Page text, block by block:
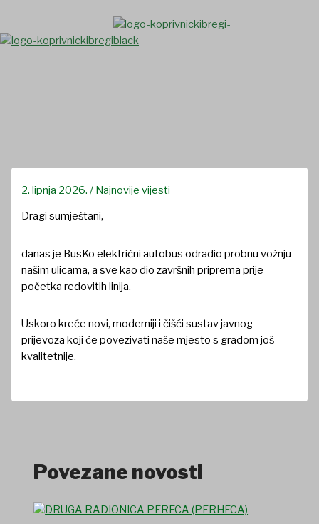
content
2. lipnja 2026./ Najnovije vijesti
Dragi sumještani,
danas je BusKo električni autobus odradio probnu vožnju
našim ulicama, a sve kao dio završnih priprema prije
početka redovitih linija.
Uskoro kreće novi, moderniji i čišći sustav javnog
prijevoza koji će povezivati naše mjesto s gradom još
kvalitetnije.
Povezane novosti